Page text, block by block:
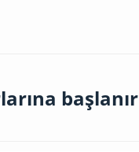
başlanır